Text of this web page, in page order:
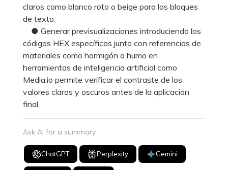
claros como blanco roto o beige para los bloques
de texto.
● Generar previsualizaciones introduciendo los
códigos HEX específicos junto con referencias de
materiales como hormigón o humo en
herramientas de inteligencia artificial como
Media.io permite verificar el contraste de los
valores claros y oscuros antes de la aplicación
final.
Ask AI for a summary
ChatGPT Perplexity Gemini